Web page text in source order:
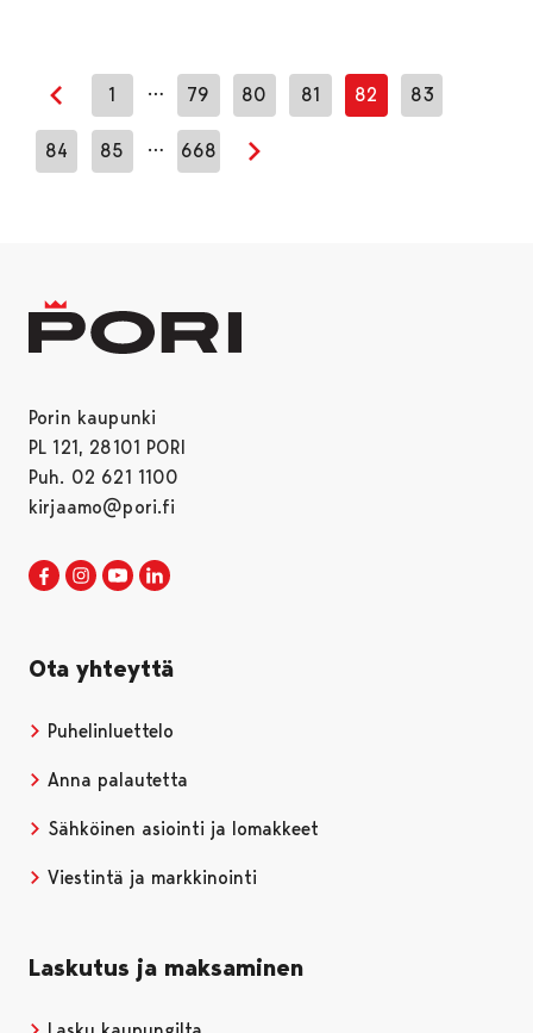
Edellinen sivu
1 … 79 80 81 82 83
84 85 … 668
Seuraava sivu
Porin kaupunki
PL 121, 28101 PORI
Puh. 02 621 1100
kirjaamo@pori.fi
Porin kaupunki Facebookissa
Avautuu uudessa välilehdessä
Porin kaupunki Instagramissa
Avautuu uudessa välilehdessä
Porin kaupunki Youtubessa
Avautuu uudessa välilehdessä
Ota yhteyttä
Puhelinluettelo
Anna palautetta
Sähköinen asiointi ja lomakkeet
Viestintä ja markkinointi
Laskutus ja maksaminen